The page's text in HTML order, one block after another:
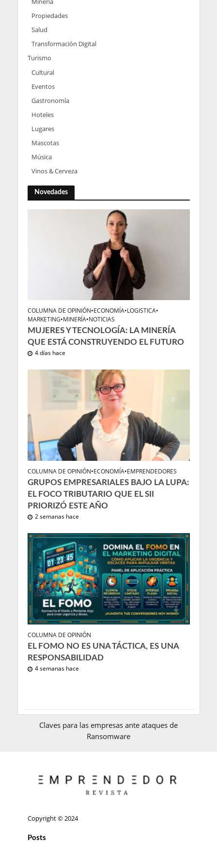
Propiedades
Salud
Transformación Digital
Turismo
Cultural
Eventos
Gastronomía
Hoteles
Lugares
Mascotas
Música
Vinos & Cerveza
Novedades
COLUMNA DE OPINIÓN•ECONOMÍA•LOGISTICA•
MARKETING•MINERÍA•NOTICIAS
MUJERES Y TECNOLOGÍA: LA MINERÍA
QUE ESTÁ CONSTRUYENDO EL FUTURO
4 días hace
COLUMNA DE OPINIÓN•ECONOMÍA•EMPRENDEDORES
GRUPOS EMPRESARIALES BAJO LA LUPA:
EL FOCO TRIBUTARIO QUE EL SII
PRIORIZÓ ESTE AÑO
2 semanas hace
COLUMNA DE OPINIÓN
EL FOMO NO ES UNA TÁCTICA, ES UNA
RESPONSABILIDAD
4 semanas hace
Claves para las empresas ante ataques de
Ransomware
Copyright © 2024
Posts